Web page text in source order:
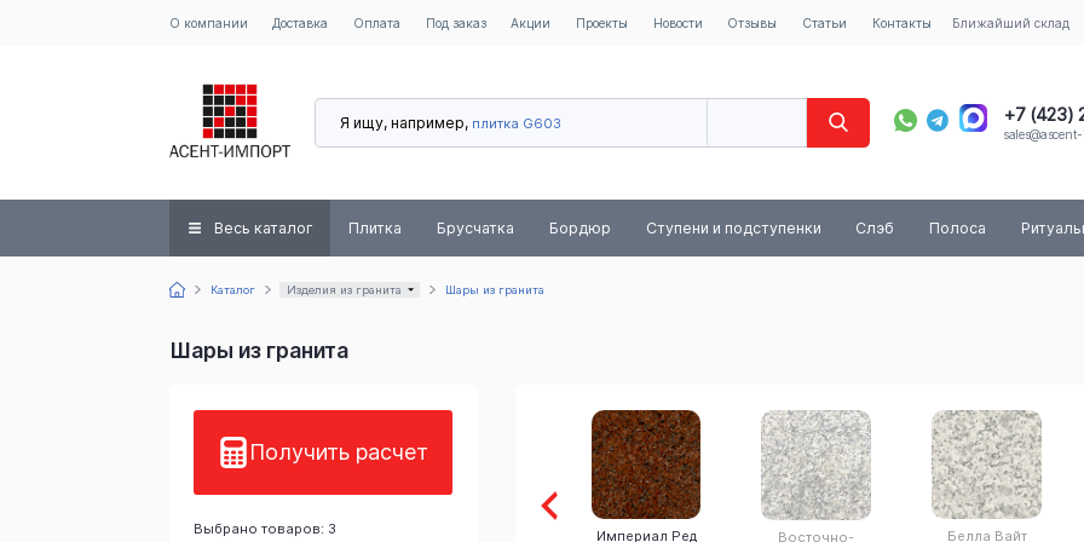
О компании Доставка Оплата Под заказ Акции Проекты Новости Отзывы Статьи Контакты Ближайший склад
Я ищу, например, плитка G603
+7 (423)
8 (800)
Весь каталог Плитка Брусчатка Бордюр Ступени и подступенки Слэб Полоса
Каталог Изделия из гранита Шары из гранита
Шары из гранита
Получить расчет
Выбрано товаров: 3
Абсолют Блэк Империал Ред
Восточно-
Белла Вайт